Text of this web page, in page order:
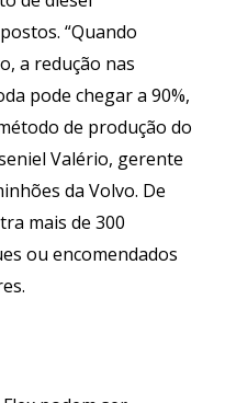
“Quando
a redução nas
pode chegar a 90%,
de produção do
Valério, gerente
da Volvo. De
mais de 300
ou encomendados